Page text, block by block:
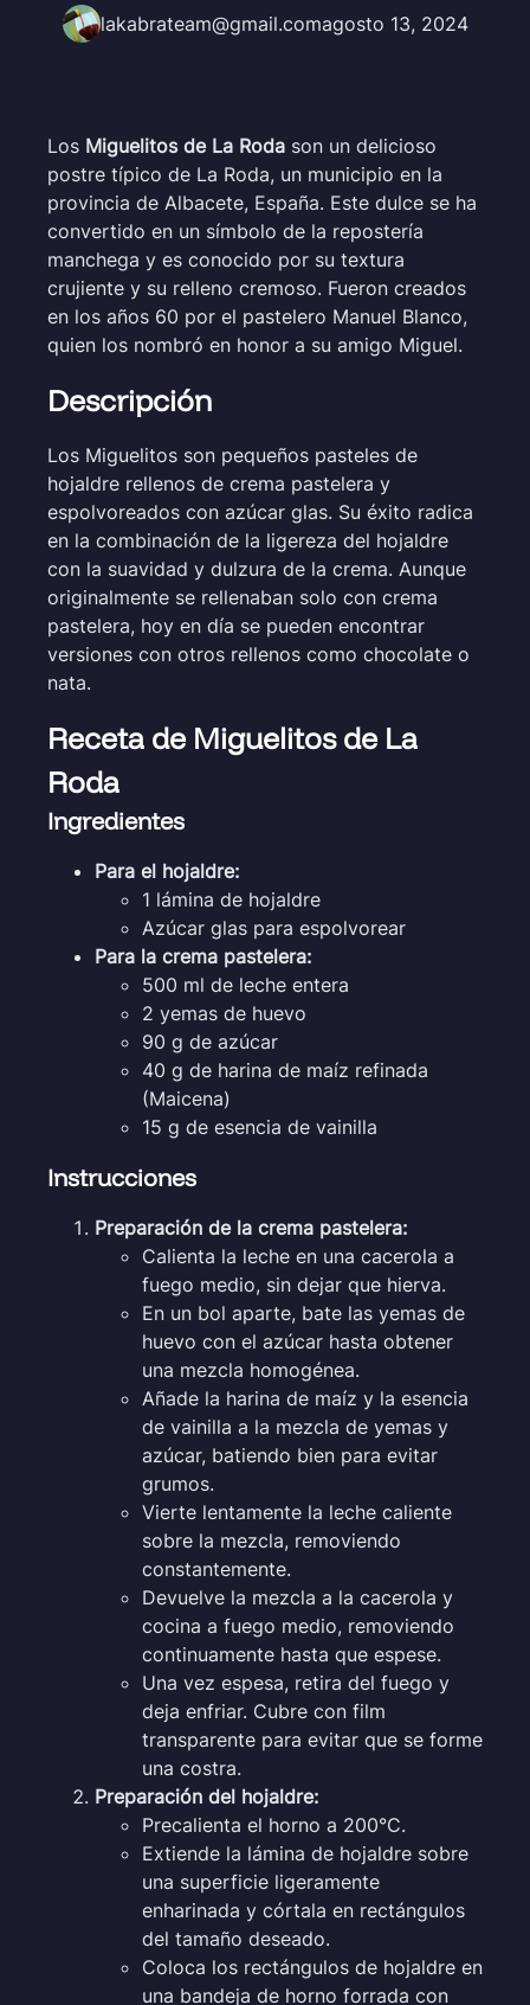
lakabrateam@gmail.comagosto 13, 2024
Los Miguelitos de La Roda son un delicioso
postre típico de La Roda, un municipio en la
provincia de Albacete, España. Este dulce se ha
convertido en un símbolo de la repostería
manchega y es conocido por su textura
crujiente y su relleno cremoso. Fueron creados
en los años 60 por el pastelero Manuel Blanco,
quien los nombró en honor a su amigo Miguel.
Descripción
Los Miguelitos son pequeños pasteles de
hojaldre rellenos de crema pastelera y
espolvoreados con azúcar glas. Su éxito radica
en la combinación de la ligereza del hojaldre
con la suavidad y dulzura de la crema. Aunque
originalmente se rellenaban solo con crema
pastelera, hoy en día se pueden encontrar
versiones con otros rellenos como chocolate o
nata.
Receta de Miguelitos de La
Roda
Ingredientes
Para el hojaldre:
1 lámina de hojaldre
Azúcar glas para espolvorear
Para la crema pastelera:
500 ml de leche entera
2 yemas de huevo
90 g de azúcar
40 g de harina de maíz refinada
(Maicena)
15 g de esencia de vainilla
Instrucciones
Preparación de la crema pastelera:
Calienta la leche en una cacerola a
fuego medio, sin dejar que hierva.
En un bol aparte, bate las yemas de
huevo con el azúcar hasta obtener
una mezcla homogénea.
Añade la harina de maíz y la esencia
de vainilla a la mezcla de yemas y
azúcar, batiendo bien para evitar
grumos.
Vierte lentamente la leche caliente
sobre la mezcla, removiendo
constantemente.
Devuelve la mezcla a la cacerola y
cocina a fuego medio, removiendo
continuamente hasta que espese.
Una vez espesa, retira del fuego y
deja enfriar. Cubre con film
transparente para evitar que se forme
una costra.
Preparación del hojaldre:
Precalienta el horno a 200°C.
Extiende la lámina de hojaldre sobre
una superficie ligeramente
enharinada y córtala en rectángulos
del tamaño deseado.
Coloca los rectángulos de hojaldre en
una bandeja de horno forrada con